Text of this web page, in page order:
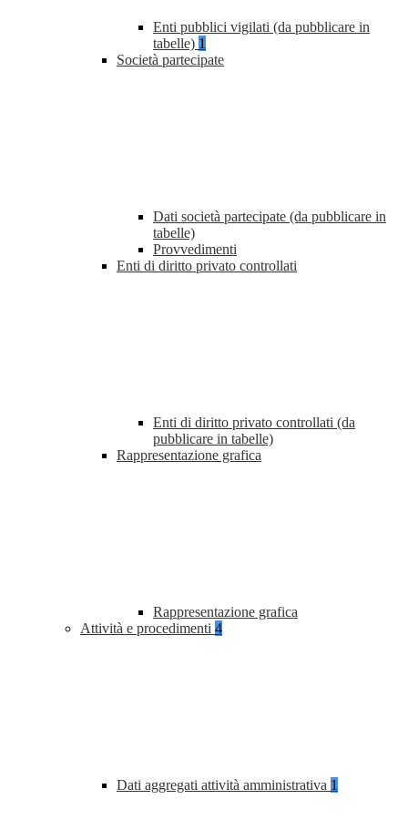
Enti pubblici vigilati (da pubblicare in
tabelle) 1
Società partecipate
Dati società partecipate (da pubblicare in
tabelle)
Provvedimenti
Enti di diritto privato controllati
Enti di diritto privato controllati (da
pubblicare in tabelle)
Rappresentazione grafica
Rappresentazione grafica
Attività e procedimenti 4
Dati aggregati attività amministrativa 1